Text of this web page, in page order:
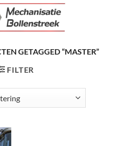
GETAGGED “MASTER”
FILTER